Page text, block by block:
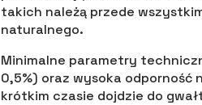
takich należą przede
naturalnego.
Minimalne parametry
0,5%) oraz wysoka odporność
krótkim czasie dojdzie do